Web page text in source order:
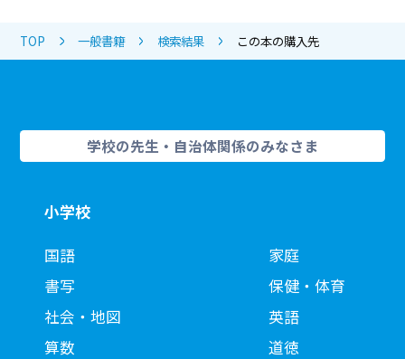
TOP 一般書籍 検索結果 この本の購入先
学校の先生・自治体関係のみなさま
小学校
国語
書写
社会・地図
算数
家庭
保健・体育
英語
道徳